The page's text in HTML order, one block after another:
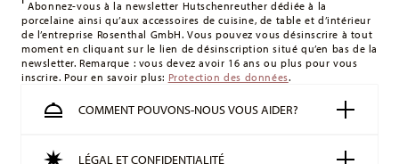
montant minimum de commande est de 135 £. La livraison
est offerte.
Suisse : Les livraisons en Suisse sont gratuites à partir de
49,90 CHF. Pour toute commande inférieure à 49,90 CHF, les
Suivi :
Vous recevrez un code de suivi par e-mail dès que
Délai de livraison en France : 5-7 jours ouvrables pour les
Abonnez-vous à la newsletter Hutschenreuther dédiée à la
porcelaine ainsi qu’aux accessoires de cuisine, de table et d’intérieur
de l’entreprise Rosenthal GmbH. Vous pouvez vous désinscrire à tout
moment en cliquant sur le lien de désinscription situé qu’en bas de la
newsletter. Remarque : vous devez avoir 16 ans ou plus pour vous
inscrire. Pour en savoir plus: Protection des données.
COMMENT POUVONS-NOUS VOUS AIDER?
LÉGAL ET CONFIDENTIALITÉ